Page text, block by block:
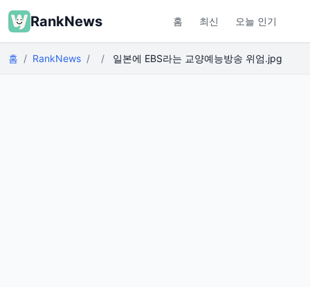
RankNews 홈 최신 오늘 인기
홈 RankNews 일본에 EBS라는 교양예능방송 위엄.jpg